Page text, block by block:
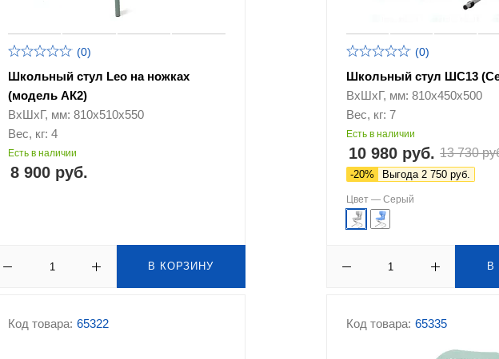
(0)
Школьный стул Leo на ножках
(модель АК2)
ВхШхГ, мм: 810х510х550
Вес, кг: 4
Есть в наличии
8 900 руб.
В КОРЗИНУ
(0)
Школьный стул ШС13
ВхШхГ, мм: 810х450х500
Вес, кг: 7
Есть в наличии
10 980 руб. 13 730
-20% Выгода 2 750 руб.
Цвет —Серый
В
Код товара: 65322 Код товара: 65335